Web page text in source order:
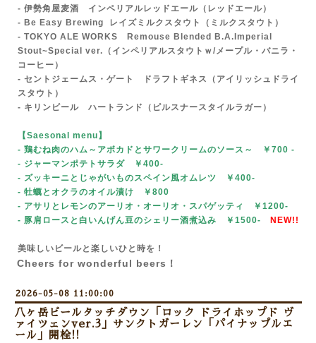
- 伊勢角屋麦酒 インペリアルレッドエール（レッドエール）
- Be Easy Brewing
レイズミルクスタウト（ミルクスタウト）
- TOKYO ALE WORKS Remouse Blended B.A.Imperial
Stout~Special ver.（インペリアルスタウトｗ/メープル・バニラ・
コーヒー）
- セントジェームス・ゲート ドラフトギネス（アイリッシュドライ
スタウト）
- キリンビール ハートランド（ピルスナースタイルラガー）
【Saesonal menu 】
- 鶏むね肉のハム～アボカドとサワークリームのソース～ ￥700 -
- ジャーマンポテトサラダ ￥400-
- ズッキーニとじゃがいものスペイン風オムレツ ￥400-
- 牡蠣とオクラのオイル漬け ￥800
- アサリとレモンのアーリオ・オーリオ・スパゲッティ ￥1200-
- 豚肩ロースと白いんげん豆のシェリー酒煮込み ￥1500-
NEW!!
美味しいビールと楽しいひと時を！
Cheers for wonderful beers！
2026-05-08 11:00:00
八ヶ岳ビールタッチダウン「ロック ドライホップド ヴ
ァイツェンver.3」サンクトガーレン「パイナップルエ
ール」開栓!!